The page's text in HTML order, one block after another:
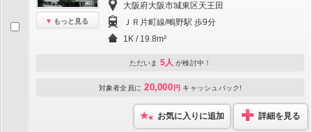
もっと見る
大阪府大阪市城東区天王田
ＪＲ片町線/鴫野駅 歩9分
1K / 19.8m²
ただいま 5人 が検討中！
対象者全員に 20,000 円 キャッシュバック!
お気に入りに追加 詳細を見る